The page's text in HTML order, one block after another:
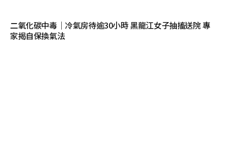
二氧化碳中毒｜冷氣房待逾30小時 黑龍江女子抽搐送院 專
家揭自保換氣法